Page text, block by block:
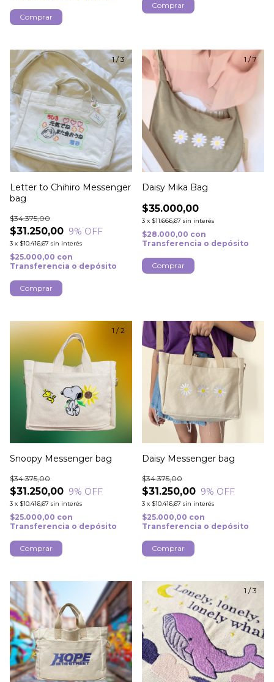
Comprar
1/3
Letter to Chihiro Messenger
bag
$31.250,00
$34.375,00
9% OFF
3 x $10.416,67 sin interés
$25.000,00 con
Transferencia o depósito
1 /7
Daisy Mika Bag
$35.000,00
3 x $11.666,67 sin interés
$28.000,00 con
Transferencia o depósito
Comprar
1 /2
Snoopy Messenger bag
$31.250,00
$34.375,00
9% OFF
3 x $10.416,67 sin interés
$25.000,00 con
Transferencia o depósito
Daisy Messenger bag
$31.250,00
$34.375,00
9% OFF
3 x $10.416,67 sin interés
$25.000,00 con
Transferencia o depósito
1 /3